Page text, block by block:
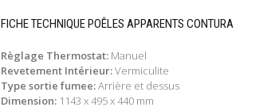
FICHE TECHNIQUE POÊLES APPARENTS CONTURA
Règlage Thermostat: Manuel
Revetement Intérieur:Vermiculite
Type sortie fumee:Arrière et dessus
Dimension: 1143 x 495 x 440 mm